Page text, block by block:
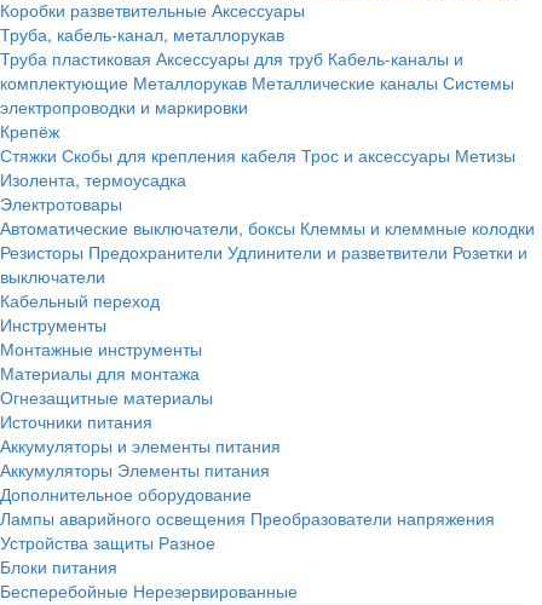
Коробки разветвительные Аксессуары
Труба, кабель-канал, металлорукав
Труба пластиковая Аксессуары для труб Кабель-каналы и
комплектующие Металлорукав Металлические каналы Системы
электропроводки и маркировки
Крепёж
Стяжки Скобы для крепления кабеля Трос и аксессуары Метизы
Изолента, термоусадка
Электротовары
Автоматические выключатели, боксы Клеммы и клеммные колодки
Резисторы Предохранители Удлинители и разветвители Розетки и
выключатели
Кабельный переход
Инструменты
Монтажные инструменты
Материалы для монтажа
Огнезащитные материалы
Источники питания
Аккумуляторы и элементы питания
Аккумуляторы Элементы питания
Дополнительное оборудование
Лампы аварийного освещения Преобразователи напряжения
Устройства защиты Разное
Блоки питания
Бесперебойные Нерезервированные